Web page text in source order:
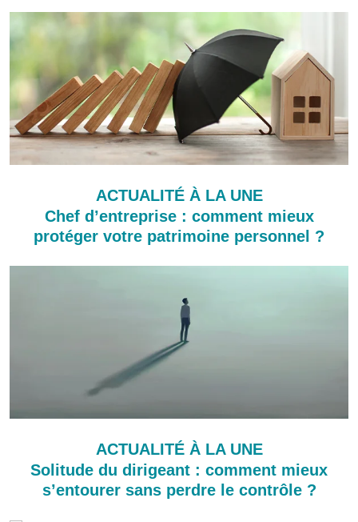
ACTUALITÉ À LA UNE
Chef d’entreprise : comment mieux
protéger votre patrimoine personnel ?
ACTUALITÉ À LA UNE
Solitude du dirigeant : comment mieux
s’entourer sans perdre le contrôle ?